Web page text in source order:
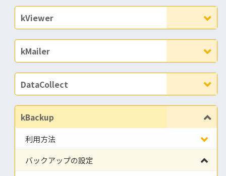
kViewer
kMailer
DataCollect
kBackup
利用方法
バックアップの設定